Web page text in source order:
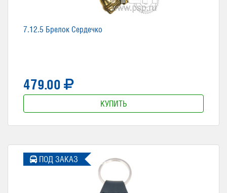
7.12.5 Брелок Сердечко
479.00
КУПИТЬ
ПОД ЗАКАЗ